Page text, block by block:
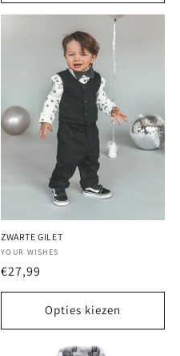
ZWARTE GILET
Verkoper:
YOUR WISHES
Normale
prijs
€27,99
Opties kiezen